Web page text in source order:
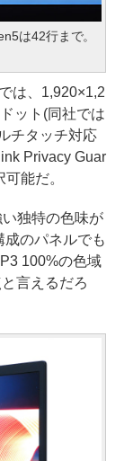
は42行まで。
は、1,920×1,2
ット(同社では
チタッチ対応
Privacy Guar
能だ。
独特の色味が
のパネルでも
100%の色域
言えるだろ